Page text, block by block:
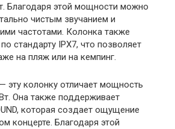
Благодаря этой мощности можно
чистым звучанием и
частотами. Колонка также
стандарту IPX7, что позволяет
на пляж или на кемпинг.
— эту колонку отличает мощность
Она также поддерживает
которая создает ощущение
концерте. Благодаря этой